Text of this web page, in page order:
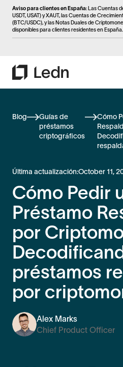
Aviso para clientes en España: Las Cuentas
USDT, USAT) y XAUT, las Cuentas de
(BTC/USDC), y las Notas Duales de
disponibles para clientes residentes en España.
Blog
Guías de
préstamos
criptográficos
Cómo
Última actualización:October 11,
Cómo Pedir
Préstamo
por
préstamos
por
Alex Marks
Chief Product Officer